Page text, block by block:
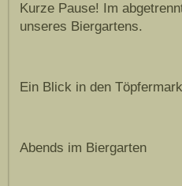
Kurze Pause! Im
unseres Biergartens.
Ein Blick in den
Abends im Biergarten